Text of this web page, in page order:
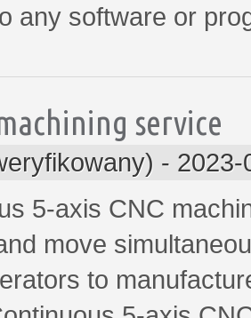
any software or
service
- 2023-
5-axis CNC
move
to